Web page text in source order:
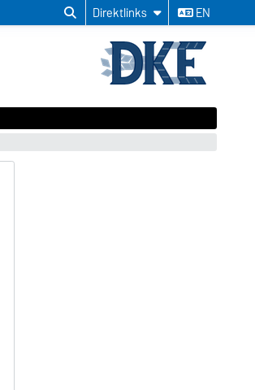
Direktlinks EN